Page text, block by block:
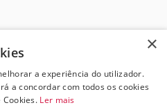
×
a experiência do utilizador.
a concordar com todos os cookies
Ler mais